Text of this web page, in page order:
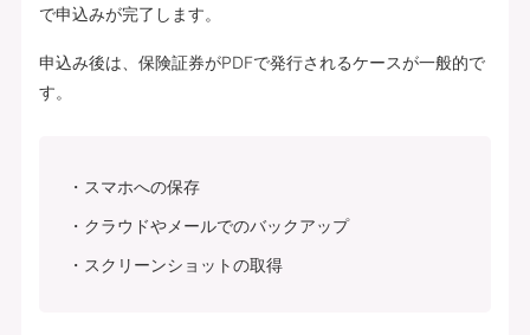
で申込みが完了します。
申込み後は、保険証券がPDFで発行されるケースが一般的で
す。
スマホへの保存
クラウドやメールでのバックアップ
スクリーンショットの取得